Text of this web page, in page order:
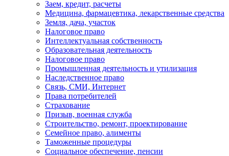
Заем, кредит, расчеты
Медицина, фармацевтика, лекарственные средства
Земля, дача, участок
Налоговое право
Интеллектуальная собственность
Образовательная деятельность
Налоговое право
Промышленная деятельность и утилизация
Наследственное право
Связь, СМИ, Интернет
Права потребителей
Страхование
Призыв, военная служба
Строительство, ремонт, проектирование
Семейное право, алименты
Таможенные процедуры
Социальное обеспечение, пенсии